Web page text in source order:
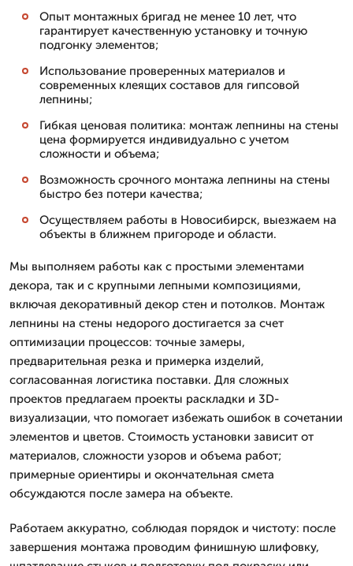
Опыт монтажных бригад не менее 10 лет, что
гарантирует качественную установку и точную
подгонку элементов;
Использование проверенных материалов и
современных клеящих составов для гипсовой
лепнины;
Гибкая ценовая политика: монтаж лепнины на стены
цена формируется индивидуально с учетом
сложности и объема;
Возможность срочного монтажа лепнины на стены
быстро без потери качества;
Осуществляем работы в Новосибирск, выезжаем на
объекты в ближнем пригороде и области.
Мы выполняем работы как с простыми элементами
декора, так и с крупными лепными композициями,
включая декоративный декор стен и потолков. Монтаж
лепнины на стены недорого достигается за счет
оптимизации процессов: точные замеры,
предварительная резка и примерка изделий,
согласованная логистика поставки. Для сложных
проектов предлагаем проекты раскладки и 3D-
визуализации, что помогает избежать ошибок в сочетании
элементов и цветов. Стоимость установки зависит от
материалов, сложности узоров и объема работ;
примерные ориентиры и окончательная смета
обсуждаются после замера на объекте.
Работаем аккуратно, соблюдая порядок и чистоту: после
завершения монтажа проводим финишную шлифовку,